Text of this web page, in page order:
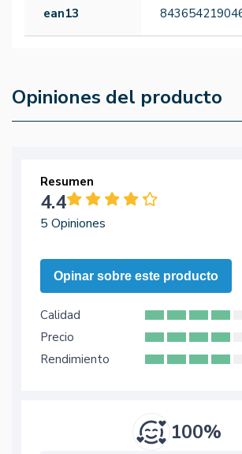
ean13
Opiniones del producto
Resumen
4.4
5 Opiniones
Opinar sobre este producto
Calidad
Precio
Rendimiento
100%